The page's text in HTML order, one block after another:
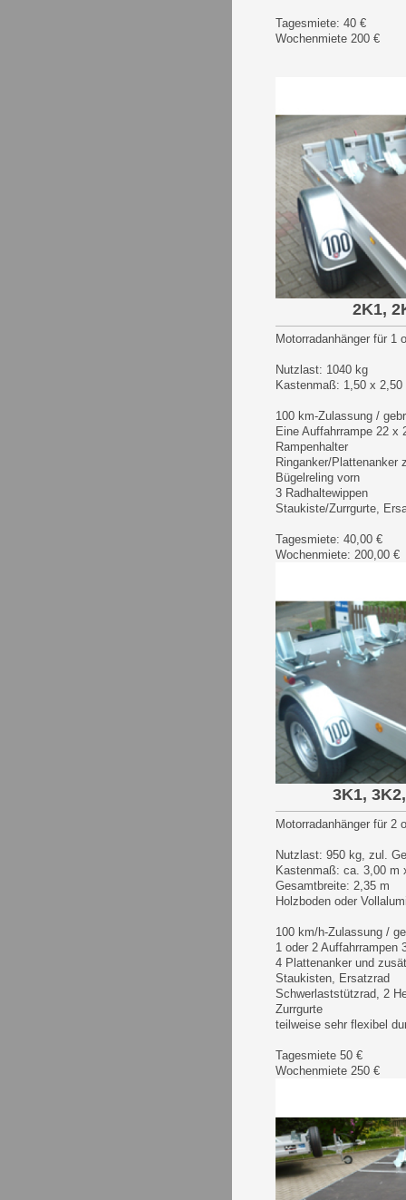
Tagesmiete: 40 €
Wochenmiete 200 €
2K1,
Motorradanhänger für 1
Nutzlast: 1040 kg
Kastenmaß: 1,50 x 2,50
100 km-Zulassung /
Eine Auffahrrampe 22 x
Rampenhalter
Ringanker/Plattenanker
Bügelreling vorn
3 Radhaltewippen
Staukiste/Zurrgurte,
Tagesmiete: 40,00 €
Wochenmiete: 200,00 €
3K1,
Motorradanhänger für 2
Nutzlast: 950 kg, zul.
Kastenmaß: ca. 3,00 m
Gesamtbreite: 2,35 m
Holzboden oder
100 km/h-Zulassung /
1 oder 2 Auffahrrampen
4 Plattenanker und
Staukisten, Ersatzrad
Schwerlaststützrad, 2
Zurrgurte
teilweise sehr flexibel
Tagesmiete 50 €
Wochenmiete 250 €